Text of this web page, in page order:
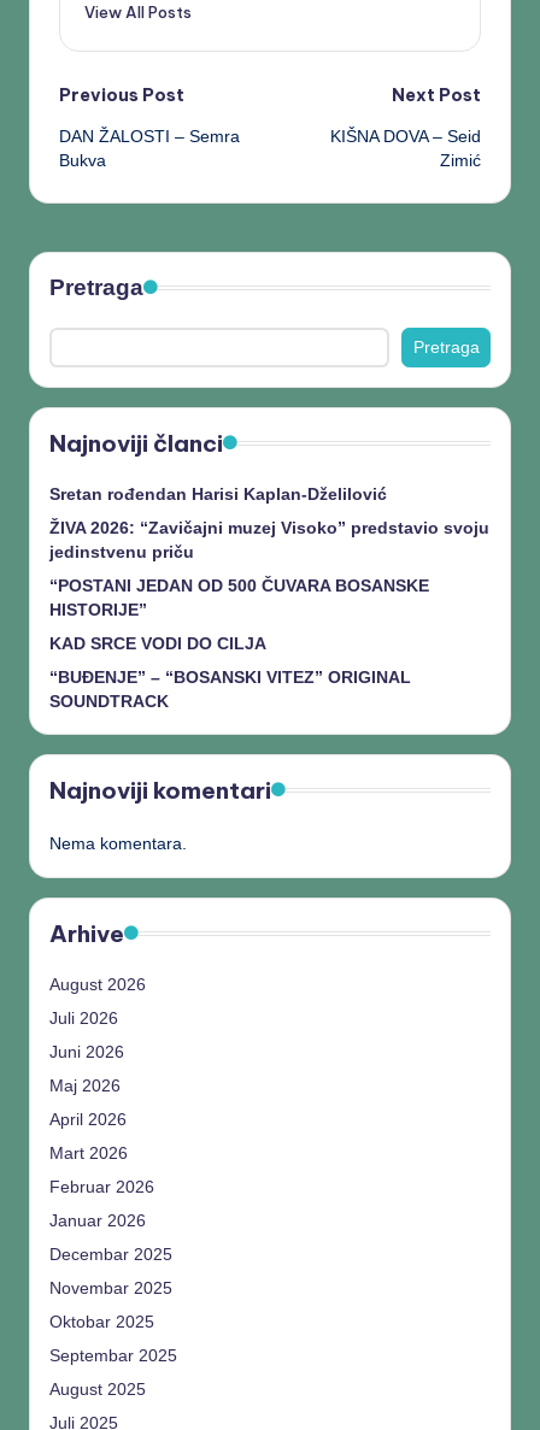
View All Posts
Previous Post
DAN ŽALOSTI – Semra
Bukva
Next Post
KIŠNA DOVA – Seid
Zimić
Pretraga
Pretraga
Najnoviji članci
Sretan rođendan Harisi Kaplan-Dželilović
ŽIVA 2026: “Zavičajni muzej Visoko” predstavio svoju
jedinstvenu priču
“POSTANI JEDAN OD 500 ČUVARA BOSANSKE
HISTORIJE”
KAD SRCE VODI DO CILJA
“BUĐENJE” – “BOSANSKI VITEZ” ORIGINAL
SOUNDTRACK
Najnoviji komentari
Nema komentara.
Arhive
August 2026
Juli 2026
Juni 2026
Maj 2026
April 2026
Mart 2026
Februar 2026
Januar 2026
Decembar 2025
Novembar 2025
Oktobar 2025
Septembar 2025
August 2025
Juli 2025